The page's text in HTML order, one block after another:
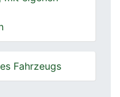
Fahrzeugs